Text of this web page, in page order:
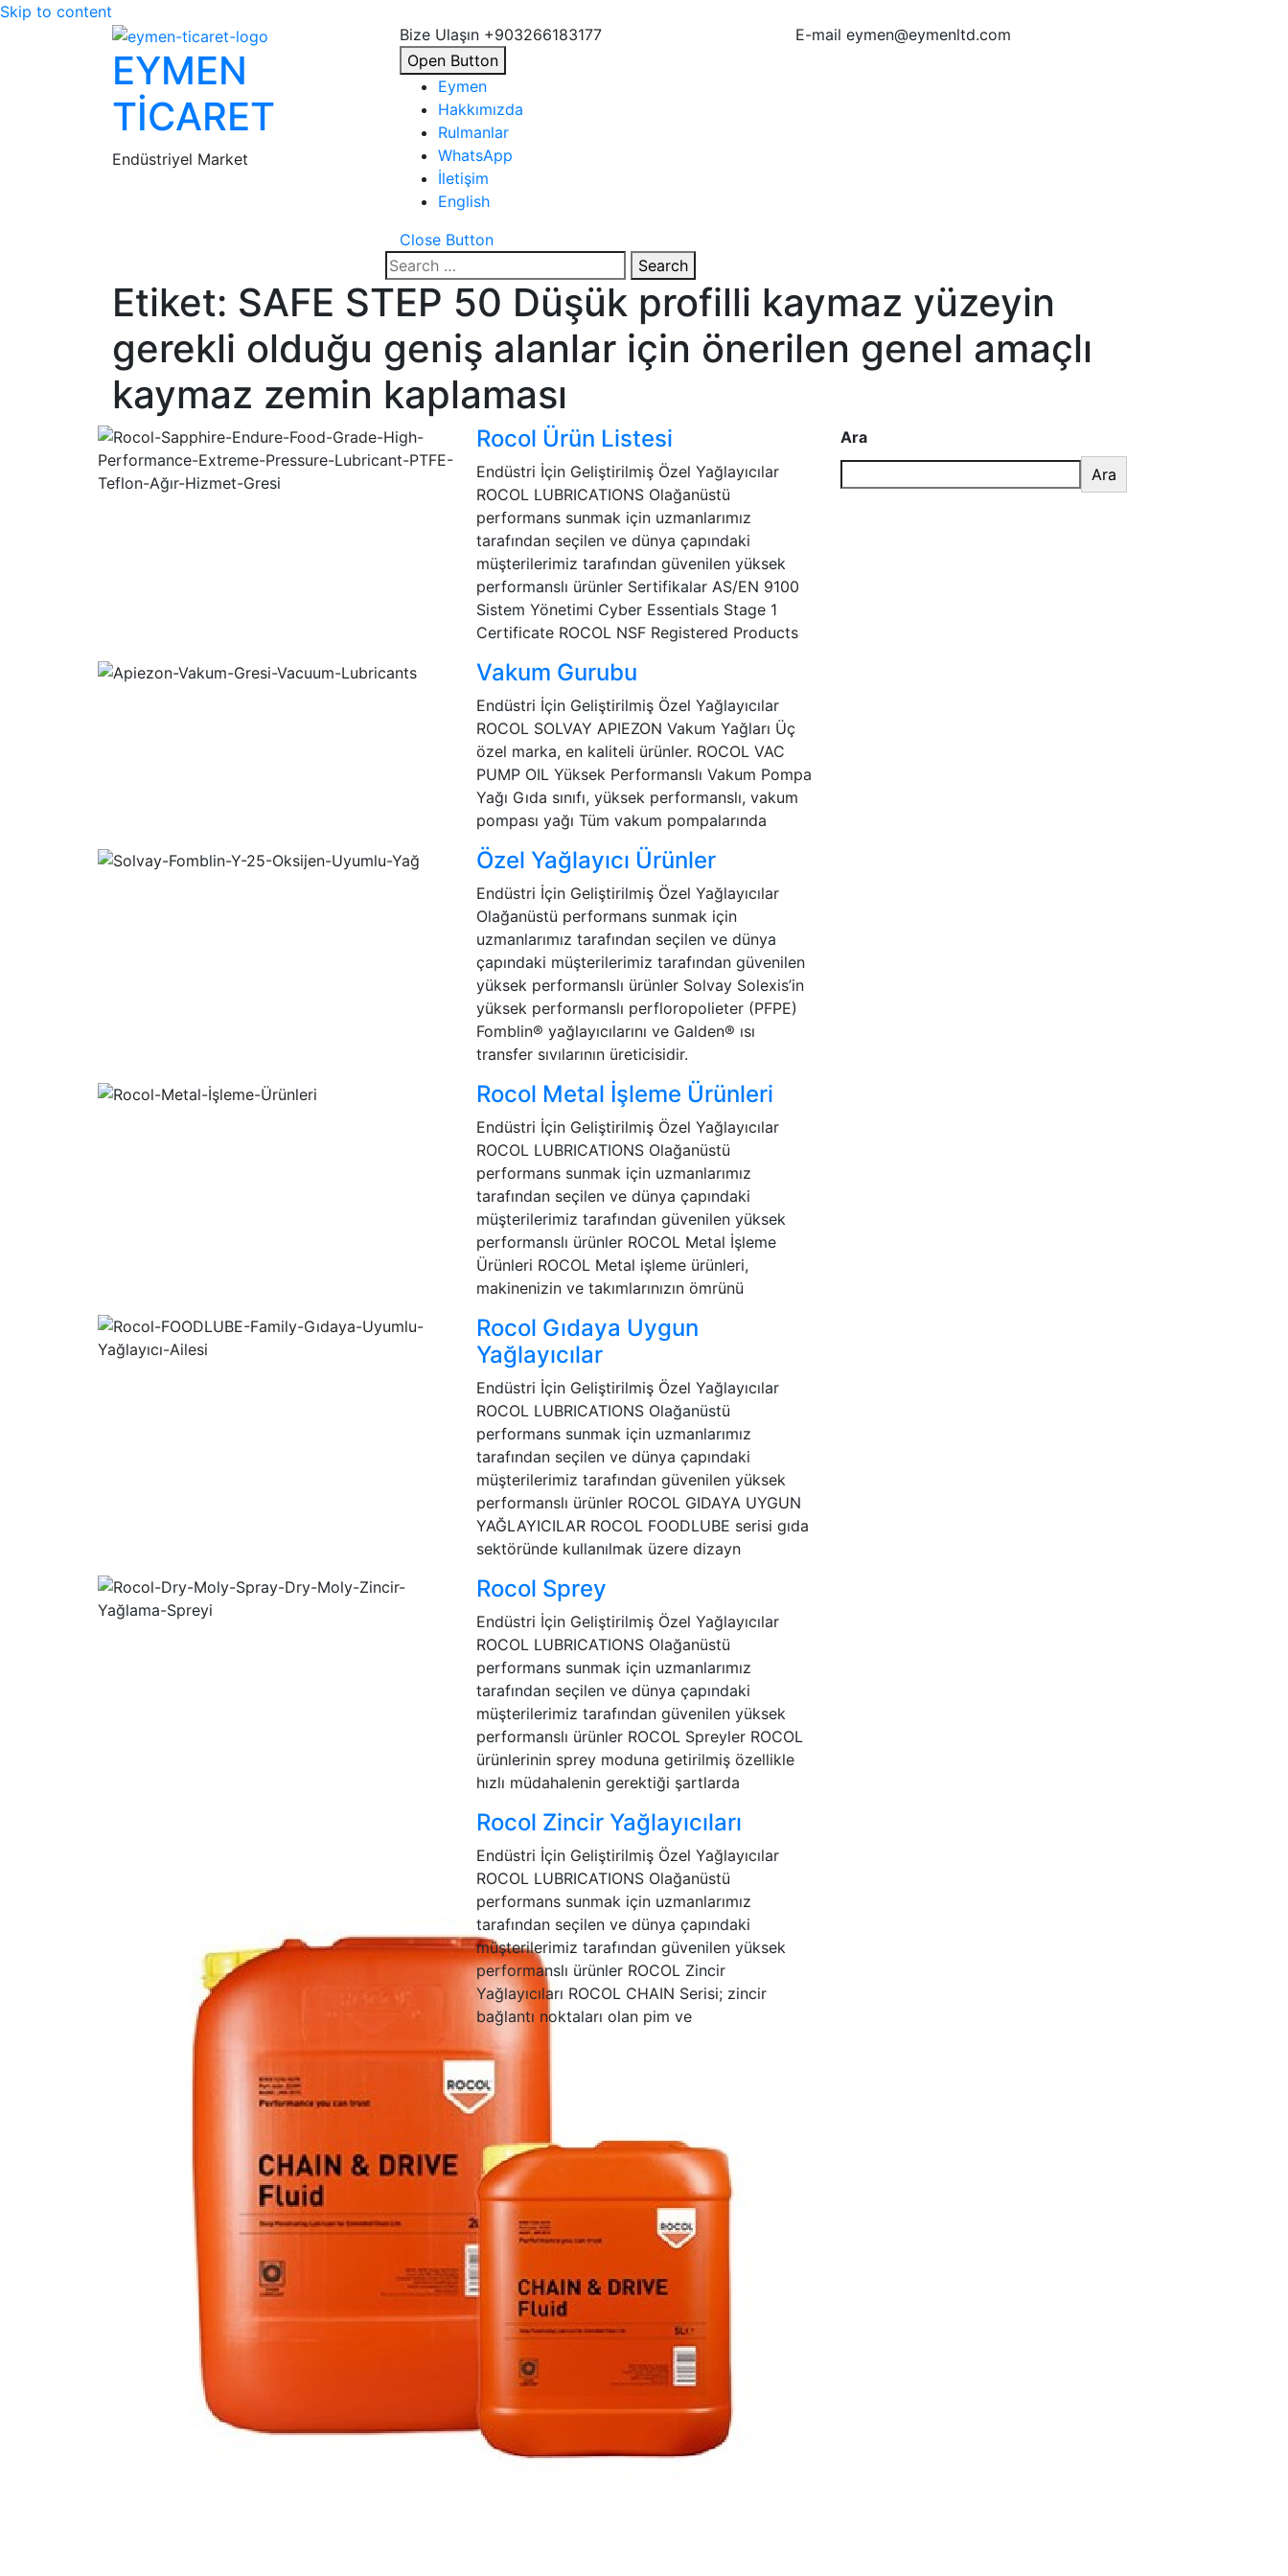
Skip to content
EYMEN
TİCARET
Endüstriyel Market
Bize Ulaşın +903266183177 E-mail eymen@eymenltd.com
Open Button
Eymen
Hakkımızda
Rulmanlar
WhatsApp
İletişim
English
Close Button
Search
Etiket: SAFE STEP 50 Düşük profilli kaymaz yüzeyin
gerekli olduğu geniş alanlar için önerilen genel amaçlı
kaymaz zemin kaplaması
Rocol Ürün Listesi
Endüstri İçin Geliştirilmiş Özel Yağlayıcılar
ROCOL LUBRICATIONS Olağanüstü
performans sunmak için uzmanlarımız
tarafından seçilen ve dünya çapındaki
müşterilerimiz tarafından güvenilen yüksek
performanslı ürünler Sertifikalar AS/EN 9100
Sistem Yönetimi Cyber Essentials Stage 1
Certificate ROCOL NSF Registered Products
Vakum Gurubu
Endüstri İçin Geliştirilmiş Özel Yağlayıcılar
ROCOL SOLVAY APIEZON Vakum Yağları Üç
özel marka, en kaliteli ürünler. ROCOL VAC
PUMP OIL Yüksek Performanslı Vakum Pompa
Yağı Gıda sınıfı, yüksek performanslı, vakum
pompası yağı Tüm vakum pompalarında
Özel Yağlayıcı Ürünler
Endüstri İçin Geliştirilmiş Özel Yağlayıcılar
Olağanüstü performans sunmak için
uzmanlarımız tarafından seçilen ve dünya
çapındaki müşterilerimiz tarafından güvenilen
yüksek performanslı ürünler Solvay Solexis’in
yüksek performanslı perfloropolieter (PFPE)
Fomblin® yağlayıcılarını ve Galden® ısı
transfer sıvılarının üreticisidir.
Rocol Metal İşleme Ürünleri
Endüstri İçin Geliştirilmiş Özel Yağlayıcılar
ROCOL LUBRICATIONS Olağanüstü
performans sunmak için uzmanlarımız
tarafından seçilen ve dünya çapındaki
müşterilerimiz tarafından güvenilen yüksek
performanslı ürünler ROCOL Metal İşleme
Ürünleri ROCOL Metal işleme ürünleri,
makinenizin ve takımlarınızın ömrünü
Rocol Gıdaya Uygun
Yağlayıcılar
Endüstri İçin Geliştirilmiş Özel Yağlayıcılar
ROCOL LUBRICATIONS Olağanüstü
performans sunmak için uzmanlarımız
tarafından seçilen ve dünya çapındaki
müşterilerimiz tarafından güvenilen yüksek
performanslı ürünler ROCOL GIDAYA UYGUN
YAĞLAYICILAR ROCOL FOODLUBE serisi gıda
sektöründe kullanılmak üzere dizayn
Rocol Sprey
Endüstri İçin Geliştirilmiş Özel Yağlayıcılar
ROCOL LUBRICATIONS Olağanüstü
performans sunmak için uzmanlarımız
tarafından seçilen ve dünya çapındaki
müşterilerimiz tarafından güvenilen yüksek
performanslı ürünler ROCOL Spreyler ROCOL
ürünlerinin sprey moduna getirilmiş özellikle
hızlı müdahalenin gerektiği şartlarda
Rocol Zincir Yağlayıcıları
Endüstri İçin Geliştirilmiş Özel Yağlayıcılar
ROCOL LUBRICATIONS Olağanüstü
performans sunmak için uzmanlarımız
tarafından seçilen ve dünya çapındaki
müşterilerimiz tarafından güvenilen yüksek
performanslı ürünler ROCOL Zincir
Yağlayıcıları ROCOL CHAIN Serisi; zincir
bağlantı noktaları olan pim ve
Ara
Ara